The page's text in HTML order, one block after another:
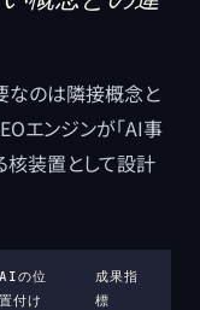
なのは隣接概念と
エンジンが「AI事
核装置として設計
AIの位
置付け
成果指
標